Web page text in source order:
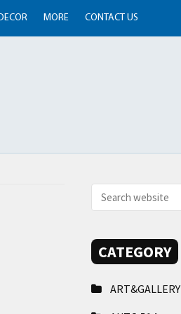
MORE CONTACT US
CATEGORY
ART&GALLERY